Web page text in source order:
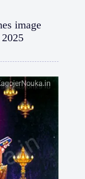
image
2025